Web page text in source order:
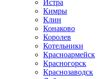
Истра
Кимры
Клин
Конаково
Королев
Котельники
Красноармейск
Красногорск
Краснозаводск